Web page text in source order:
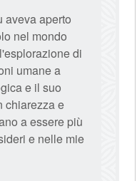
aveva aperto
nel mondo
di
umane a
e il suo
chiarezza e
a essere più
e nelle mie